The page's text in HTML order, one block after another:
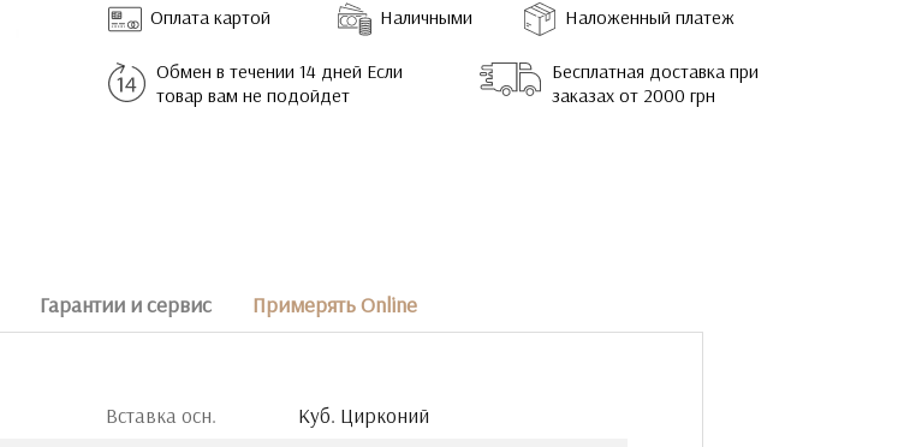
Оплата картой Наличными Наложенный платеж
Обмен в течении 14 дней Если
товар вам не подойдет
Бесплатная доставка при
заказах от 2000 грн
Гарантии и сервис Примерять Online
Вставка осн.
Куб. Цирконий